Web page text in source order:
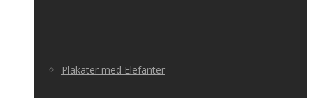
Plakater med Elefanter